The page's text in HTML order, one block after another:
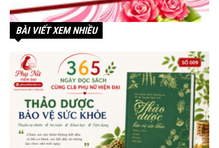
BÀI VIẾT XEM NHIỀU